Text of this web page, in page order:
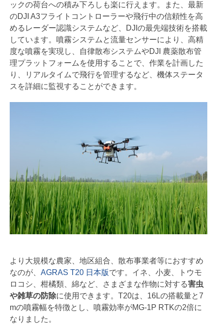
ックの荷台への積み下ろしも楽に行えます。また、最新
のDJI A3フライトコントローラーや飛行中の信頼性を高
めるレーダー認識システムなど、DJIの最先端技術を搭載
しています。噴霧システムと流量センサーにより、高精
度な噴霧を実現し、自律散布システムやDJI 農薬散布管
理プラットフォームを使用することで、作業を計画した
り、リアルタイムで飛行を管理するなど、機体ステータ
スを詳細に監視することができます。
より大規模な農家、地区組合、散布事業者等におすすめ
なのが、 AGRAS T20 日本版です。イネ、小麦、トウモ
ロコシ、柑橘類、綿など、さまざまな作物に対する害虫
や雑草の防除に使用できます。T20は、16Lの搭載量と7
mの噴霧幅を特徴とし、噴霧効率がMG-1P RTKの2倍に
なりました。